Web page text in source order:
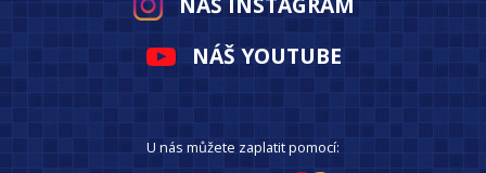
NÁŠ YOUTUBE
U nás můžete zaplatit pomocí: